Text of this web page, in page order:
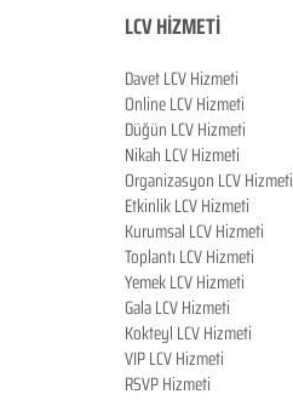
LCV HİZMETİ
Davet LCV Hizmeti
Online LCV Hizmeti
Düğün LCV Hizmeti
Nikah LCV Hizmeti
Organizasyon LCV Hizmeti
Etkinlik LCV Hizmeti
Kurumsal LCV Hizmeti
Toplantı LCV Hizmeti
Yemek LCV Hizmeti
Gala LCV Hizmeti
Kokteyl LCV Hizmeti
VIP LCV Hizmeti
RSVP Hizmeti